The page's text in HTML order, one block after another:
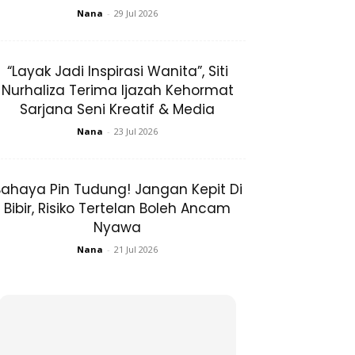
Nana - 29 Jul 2026
“Layak Jadi Inspirasi Wanita”, Siti
Nurhaliza Terima Ijazah Kehormat
Sarjana Seni Kreatif & Media
Nana - 23 Jul 2026
Pin Tudung! Jangan Kepit Di
Bibir, Risiko Tertelan Boleh Ancam
Nyawa
Nana - 21 Jul 2026